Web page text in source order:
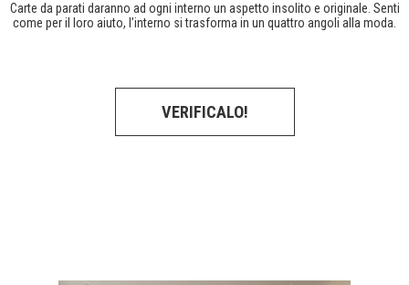
Carte da parati daranno ad ogni interno un aspetto insolito e originale. Senti
come per il loro aiuto, l’interno si trasforma in un quattro angoli alla moda.
VERIFICALO!